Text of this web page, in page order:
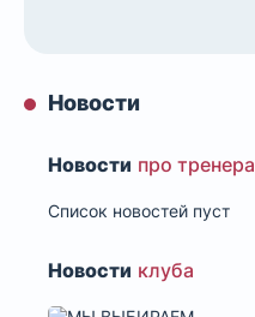
Новости
Новости про тренера
Список новостей пуст
Новости клуба